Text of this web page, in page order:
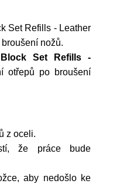
Set Refills - Leather
nožů.
Set Refills -
otřepů po broušení
z oceli.
že práce bude
aby nedošlo ke